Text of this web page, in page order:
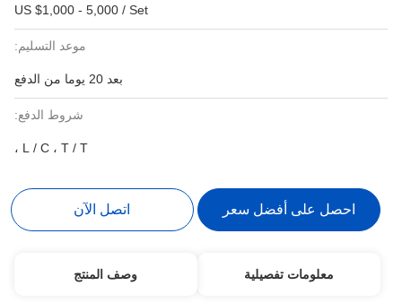
US $1,000 - 5,000 / Set
موعد التسليم:
بعد 20 يوما من الدفع
شروط الدفع:
L / C ، T / T ،
احصل على أفضل سعر اتصل الآن
معلومات تفصيلية وصف المنتج